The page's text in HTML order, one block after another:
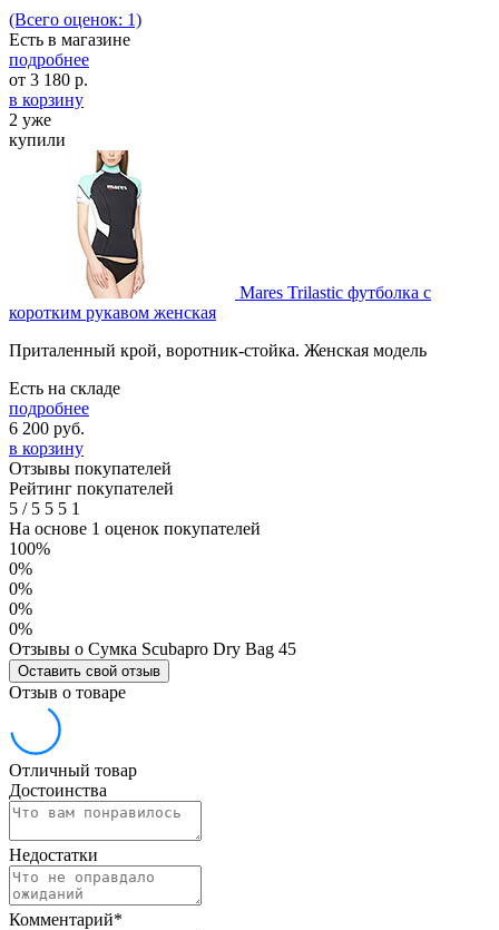
(Всего оценок: 1)
Есть в магазине
подробнее
от 3 180 р.
в корзину
2 уже
купили
Mares Trilastic футболка c
коротким рукавом женская
Приталенный крой, воротник-стойка. Женская модель
Есть на складе
подробнее
6 200 руб.
в корзину
Отзывы покупателей
Рейтинг покупателей
5 /5 5 5 1
На основе 1 оценок покупателей
100%
0%
0%
0%
0%
Отзывы о Сумка Scubapro Dry Bag 45
Оставить свой отзыв
Отзыв о товаре
Отличный товар
Достоинства
Недостатки
Комментарий*